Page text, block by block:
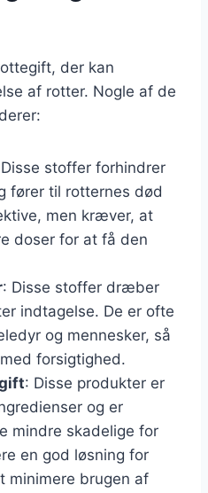
der kan
af rotter. Nogle af de
stoffer forhindrer
fører til rotternes død
men kræver, at
doser for at få den
: Disse stoffer dræber
indtagelse. De er ofte
og mennesker, så
forsigtighed.
: Disse produkter er
og er
mindre skadelige for
en god løsning for
minimere brugen af